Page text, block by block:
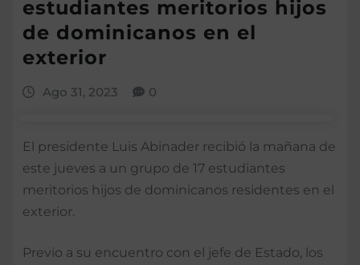
estudiantes meritorios hijos
de dominicanos en el
exterior
Ago 31, 2023 0
El presidente Luis Abinader recibió la mañana de
este jueves a un grupo de 17 estudiantes
meritorios hijos de dominicanos residentes en el
exterior.
Previo a su encuentro con el jefe de Estado, los